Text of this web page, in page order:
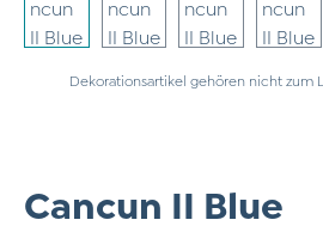
Dekorationsartikel gehören nicht zum
Cancun II Blue